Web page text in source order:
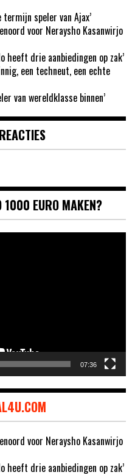
speler van Ajax’
voor Neraysho Kasanwirjo
heeft drie aanbiedingen op zak’
een techneut, een echte
van wereldklasse binnen’
1000 EURO MAKEN?
07:36
voor Neraysho Kasanwirjo
heeft drie aanbiedingen op zak’